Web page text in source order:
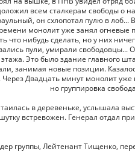
всем сталкерам свободы о
он схлопотал пулю в
монолит уже занял
что нибудь сделать, но у них
пули, умирали свободовцы...
Это было здание главного
занимая новые позиции.
Через Двадцать минут монолит
но группировка
в деревеньке, услышала
встревожен. Генерал отдал
группы, Лейтенант Тищенко,